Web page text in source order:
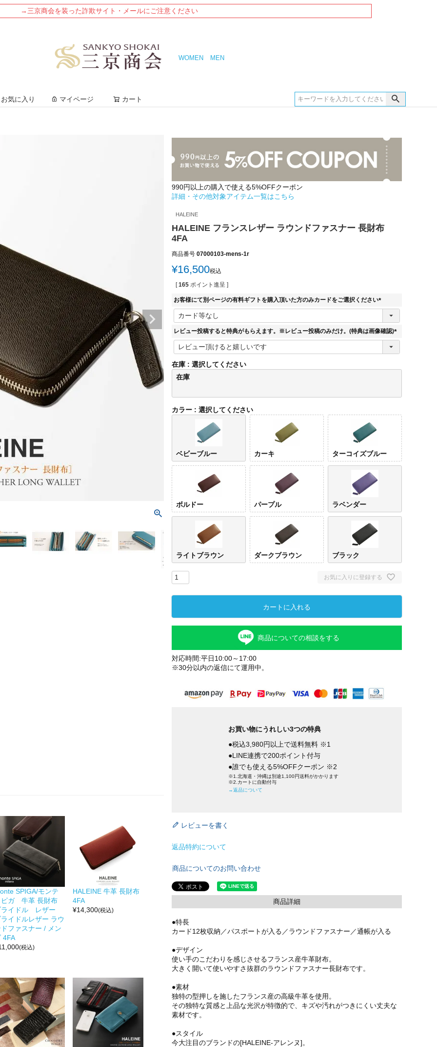
→三京商会を装った詐欺サイト・メールにご注意ください
WOMEN MEN
お気に入り マイページ カート
SPIGA/モンテ
ピガ 牛革 長財布
ライドル レザー
イドルレザー ラウ
ファスナー / メン
4FA
(税込)
HALEINE 牛革 長財布
4FA
¥14,300(税込)
990円以上の購入で使える5%OFFクーポン
詳細・その他対象アイテム一覧はこちら
HALEINE
HALEINE フランスレザー ラウンドファスナー 長財布
4FA
商品番号 07000103-mens-1r
¥16,500税込
[ 165 ポイント進呈 ]
お客様にて別ページの有料ギフトを購入頂いた方のみカードをご選択ください
(
須
レビュー投稿すると特典がもらえます。※レビュー投稿のみだけ。(特典は画像確認)
(
)
在庫
選択してください
在庫
カラー 選択してください
ベビーブルー カーキ ターコイズブルー
ボルドー パープル ラベンダー
ライトブラウン ダークブラウン ブラック
お気に入りに登録する
カートに入れる
商品についての相談をする
対応時間:平日10:00～17:00
※30分以内の返信にて運用中。
お買い物にうれしい3つの特典
●税込3,980円以上で送料無料 ※1
●LINE連携で200ポイント付与
●誰でも使える5%OFFクーポン ※2
※1.北海道・沖縄は別途1,100円送料がかかります
※2.カートに自動付与
→返品について
レビューを書く
返品特約について
商品についてのお問い合わせ
商品詳細
●特長
カード12枚収納／パスポートが入る／ラウンドファスナー／通帳が入る
●デザイン
使い手のこだわりを感じさせるフランス産牛革財布。
大きく開いて使いやすさ抜群のラウンドファスナー長財布です。
●素材
独特の型押しを施したフランス産の高級牛革を使用。
その独特な質感と上品な光沢が特徴的で、キズや汚れがつきにくい丈夫な
素材です。
●スタイル
今大注目のブランドの[HALEINE-アレンヌ]。